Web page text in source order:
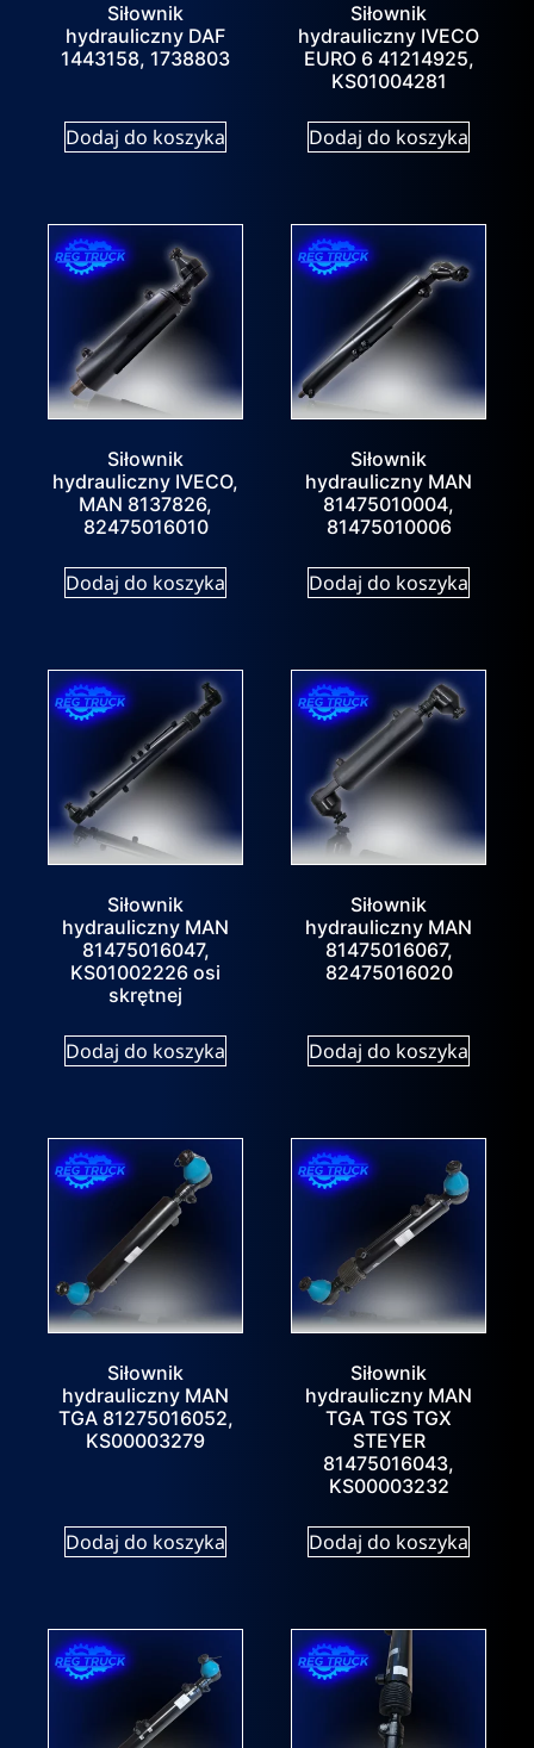
Siłownik
hydrauliczny DAF
1443158, 1738803
Dodaj do koszyka
Siłownik
hydrauliczny IVECO
EURO 6 41214925,
KS01004281
Dodaj do koszyka
Siłownik
hydrauliczny IVECO,
MAN 8137826,
82475016010
Dodaj do koszyka
Siłownik
hydrauliczny MAN
81475010004,
81475010006
Dodaj do koszyka
Siłownik
hydrauliczny MAN
81475016047,
KS01002226 osi
skrętnej
Dodaj do koszyka
Siłownik
hydrauliczny MAN
81475016067,
82475016020
Dodaj do koszyka
Siłownik
hydrauliczny MAN
TGA 81275016052,
KS00003279
Dodaj do koszyka
Siłownik
hydrauliczny MAN
TGA TGS TGX
STEYER
81475016043,
KS00003232
Dodaj do koszyka